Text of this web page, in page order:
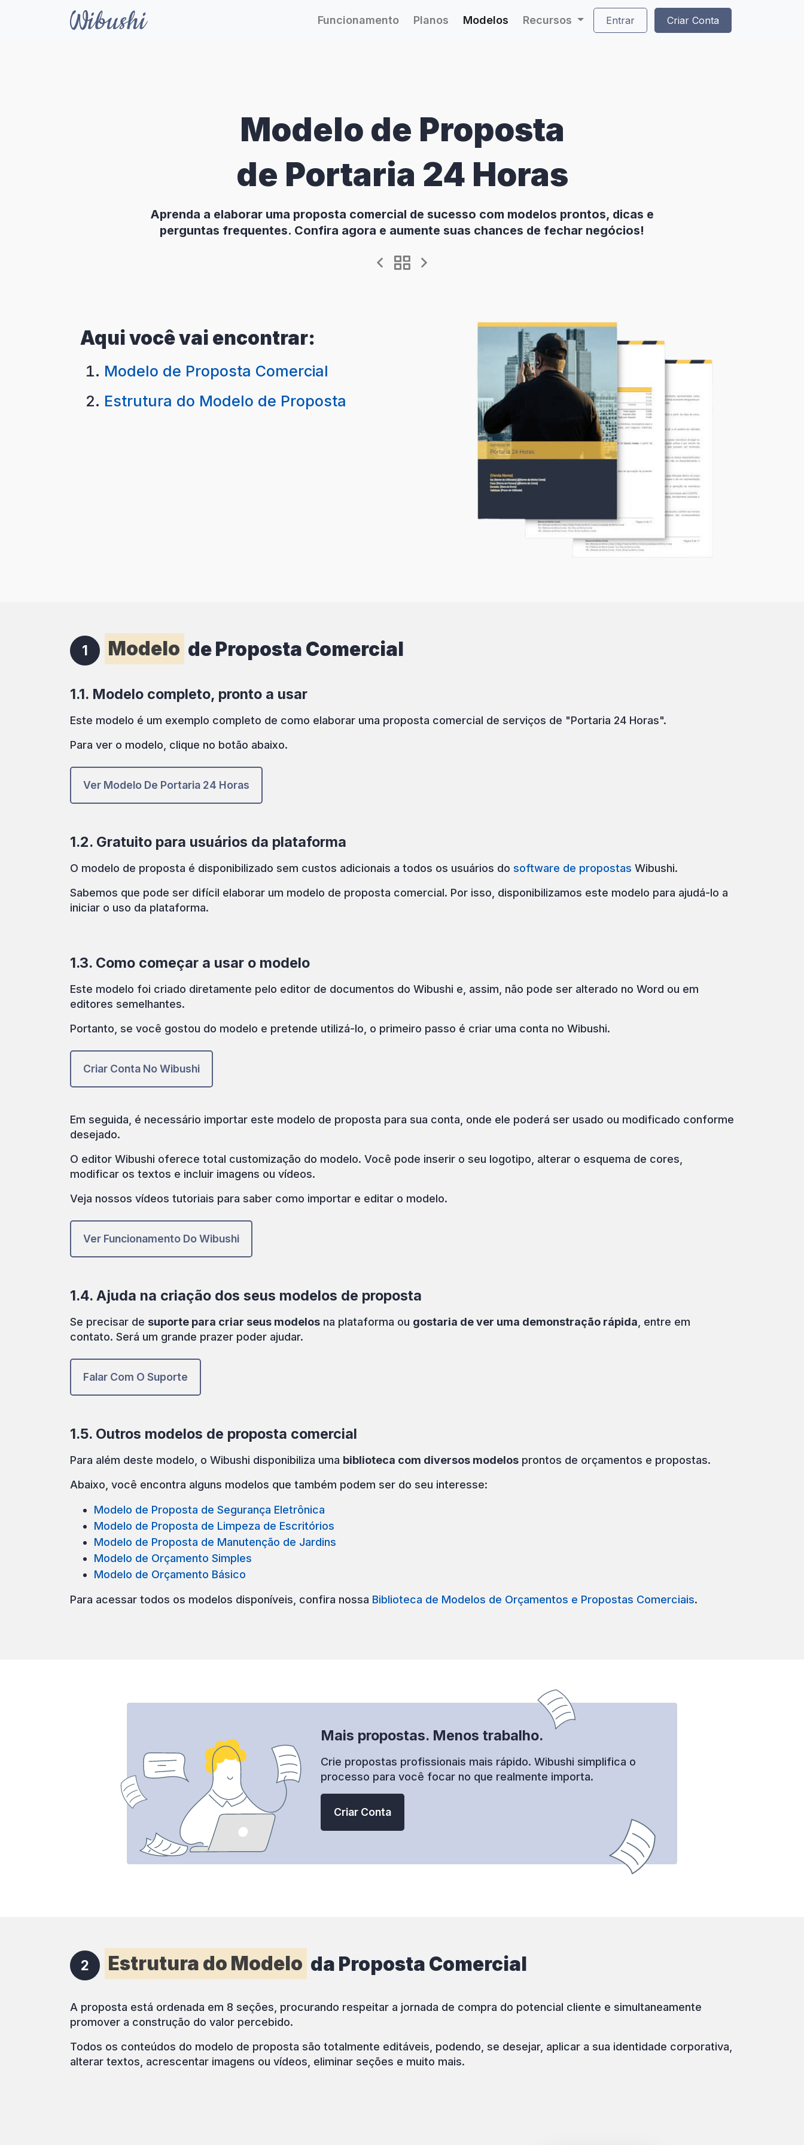
Funcionamento Planos Modelos Recursos Entrar Criar Conta
Modelo de Proposta
de Portaria 24 Horas
Aprenda a elaborar uma proposta comercial de sucesso com modelos prontos, dicas e
perguntas frequentes. Confira agora e aumente suas chances de fechar negócios!
Aqui você vai encontrar:
Modelo de Proposta Comercial
Estrutura do Modelo de Proposta
1 Modelo de Proposta Comercial
1.1. Modelo completo, pronto a usar
Este modelo é um exemplo completo de como elaborar uma proposta comercial de serviços de "Portaria 24 Horas".
Para ver o modelo, clique no botão abaixo.
Ver Modelo De Portaria 24 Horas
1.2. Gratuito para usuários da plataforma
O modelo de proposta é disponibilizado sem custos adicionais a todos os usuários do software de propostas Wibushi.
Sabemos que pode ser difícil elaborar um modelo de proposta comercial. Por isso, disponibilizamos este modelo para ajudá-lo a
iniciar o uso da plataforma.
1.3. Como começar a usar o modelo
Este modelo foi criado diretamente pelo editor de documentos do Wibushi e, assim, não pode ser alterado no Word ou em
editores semelhantes.
Portanto, se você gostou do modelo e pretende utilizá-lo, o primeiro passo é criar uma conta no Wibushi.
Criar Conta No Wibushi
Em seguida, é necessário importar este modelo de proposta para sua conta, onde ele poderá ser usado ou modificado conforme
desejado.
O editor Wibushi oferece total customização do modelo. Você pode inserir o seu logotipo, alterar o esquema de cores,
modificar os textos e incluir imagens ou vídeos.
Veja nossos vídeos tutoriais para saber como importar e editar o modelo.
Ver Funcionamento Do Wibushi
1.4. Ajuda na criação dos seus modelos de proposta
Se precisar de suporte para criar seus modelos na plataforma ou gostaria de ver uma demonstração rápida , entre em
contato. Será um grande prazer poder ajudar.
Falar Com O Suporte
1.5. Outros modelos de proposta comercial
Para além deste modelo, o Wibushi disponibiliza uma biblioteca com diversos modelos prontos de orçamentos e propostas.
Abaixo, você encontra alguns modelos que também podem ser do seu interesse:
Modelo de Proposta de Segurança Eletrônica
Modelo de Proposta de Limpeza de Escritórios
Modelo de Proposta de Manutenção de Jardins
Modelo de Orçamento Simples
Modelo de Orçamento Básico
Para acessar todos os modelos disponíveis, confira nossa Biblioteca de Modelos de Orçamentos e Propostas Comerciais.
Mais propostas. Menos trabalho.
Crie propostas profissionais mais rápido. Wibushi simplifica o
processo para você focar no que realmente importa.
Criar Conta
2 Estrutura do Modelo da Proposta Comercial
A proposta está ordenada em 8 seções, procurando respeitar a jornada de compra do potencial cliente e simultaneamente
promover a construção do valor percebido.
Todos os conteúdos do modelo de proposta são totalmente editáveis, podendo, se desejar, aplicar a sua identidade corporativa,
alterar textos, acrescentar imagens ou vídeos, eliminar seções e muito mais.